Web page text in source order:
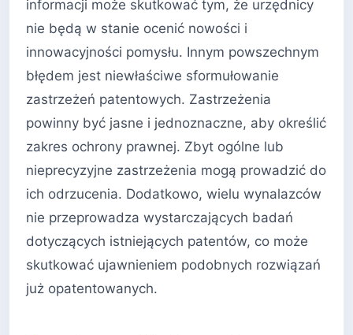
informacji może skutkować tym, że urzędnicy
nie będą w stanie ocenić nowości i
innowacyjności pomysłu. Innym powszechnym
błędem jest niewłaściwe sformułowanie
zastrzeżeń patentowych. Zastrzeżenia
powinny być jasne i jednoznaczne, aby określić
zakres ochrony prawnej. Zbyt ogólne lub
nieprecyzyjne zastrzeżenia mogą prowadzić do
ich odrzucenia. Dodatkowo, wielu wynalazców
nie przeprowadza wystarczających badań
dotyczących istniejących patentów, co może
skutkować ujawnieniem podobnych rozwiązań
już opatentowanych.